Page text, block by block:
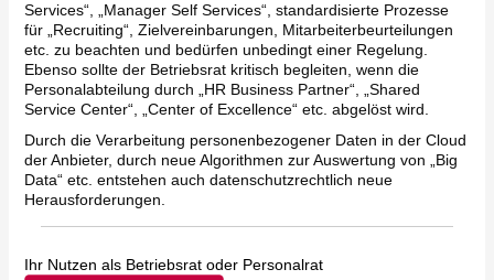
Services“, „Manager Self Services“, standardisierte Prozesse
für „Recruiting“, Zielvereinbarungen, Mitarbeiterbeurteilungen
etc. zu beachten und bedürfen unbedingt einer Regelung.
Ebenso sollte der Betriebsrat kritisch begleiten, wenn die
Personalabteilung durch „HR Business Partner“, „Shared
Service Center“, „Center of Excellence“ etc. abgelöst wird.
Durch die Verarbeitung personenbezogener Daten in der Cloud
der Anbieter, durch neue Algorithmen zur Auswertung von „Big
Data“ etc. entstehen auch datenschutzrechtlich neue
Herausforderungen.
Ihr Nutzen als Betriebsrat oder Personalrat